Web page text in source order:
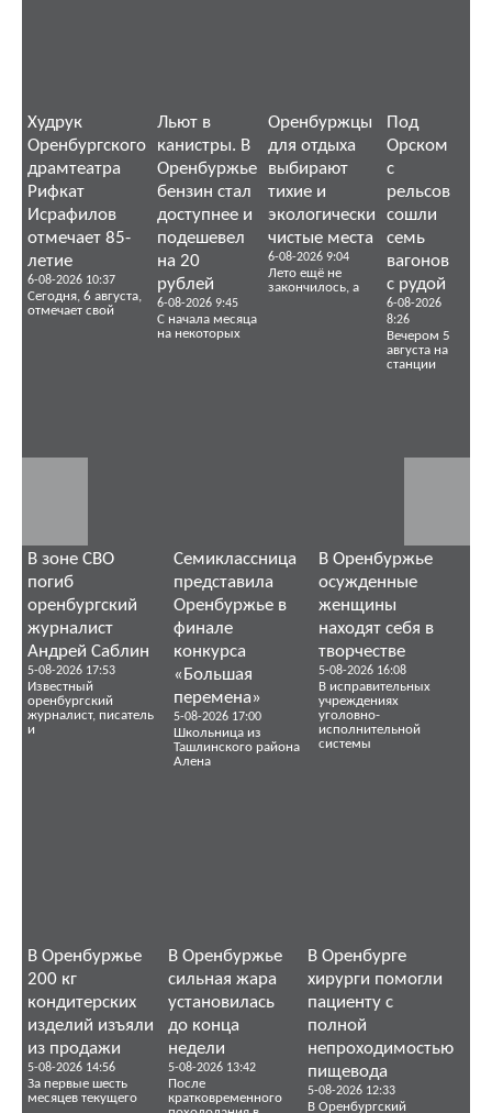
Худрук
Оренбургского
драмтеатра
Рифкат
Исрафилов
отмечает 85-
летие
6-08-2026 10:37
Сегодня, 6 августа,
отмечает свой
Льют в
канистры. В
Оренбуржье
бензин стал
доступнее и
подешевел
на 20
рублей
6-08-2026 9:45
С начала месяца
на некоторых
Оренбуржцы
для отдыха
выбирают
тихие и
экологически
чистые места
6-08-2026 9:04
Лето ещё не
закончилось, а
Под
Орском
с
рельсов
сошли
семь
вагонов
с рудой
6-08-2026
8:26
Вечером 5
августа на
станции
В зоне СВО
погиб
оренбургский
журналист
Андрей Саблин
5-08-2026 17:53
Известный
оренбургский
журналист, писатель
и
Семиклассница
представила
Оренбуржье в
финале
конкурса
«Большая
перемена»
5-08-2026 17:00
Школьница из
Ташлинского района
Алена
В Оренбуржье
осужденные
женщины
находят себя в
творчестве
5-08-2026 16:08
В исправительных
учреждениях
уголовно-
исполнительной
системы
В Оренбуржье
200 кг
кондитерских
изделий изъяли
из продажи
5-08-2026 14:56
За первые шесть
месяцев текущего
В Оренбуржье
сильная жара
установилась
до конца
недели
5-08-2026 13:42
После
кратковременного
В Оренбурге
хирурги помогли
пациенту с
полной
непроходимостью
пищевода
5-08-2026 12:33
В Оренбургский